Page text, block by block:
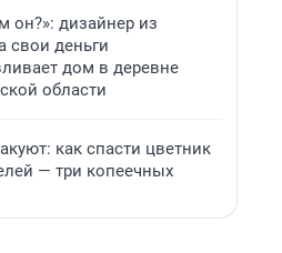
он?»: дизайнер из
свои деньги
дом в деревне
области
как спасти цветник
— три копеечных